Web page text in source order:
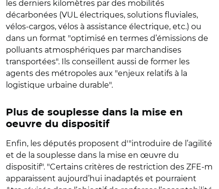
les derniers kilomètres par des mobilités
décarbonées (VUL électriques, solutions fluviales,
vélos-cargos, vélos à assistance électrique, etc.) ou
dans un format "optimisé en termes d’émissions de
polluants atmosphériques par marchandises
transportées". Ils conseillent aussi de former les
agents des métropoles aux "enjeux relatifs à la
logistique urbaine durable".
Plus de souplesse dans la mise en
oeuvre du dispositif
Enfin, les députés proposent d'"introduire de l’agilité
et de la souplesse dans la mise en œuvre du
dispositif". "Certains critères de restriction des ZFE-m
apparaissent aujourd’hui inadaptés et pourraient